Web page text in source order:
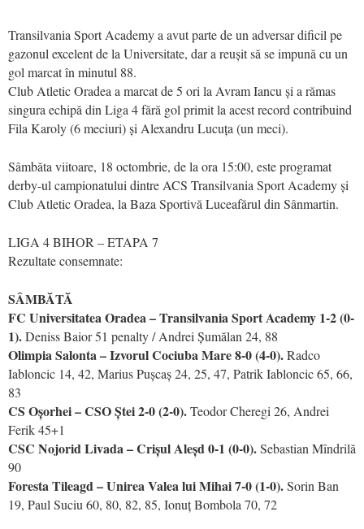
Transilvania Sport Academy a avut parte de un adversar dificil pe
gazonul excelent de la Universitate, dar a reușit să se impună cu un
gol marcat în minutul 88.
Club Atletic Oradea a marcat de 5 ori la Avram Iancu și a rămas
singura echipă din Liga 4 fără gol primit la acest record contribuind
Fila Karoly (6 meciuri) și Alexandru Lucuța (un meci).
Sâmbăta viitoare, 18 octombrie, de la ora 15:00, este programat
derby-ul campionatului dintre ACS Transilvania Sport Academy și
Club Atletic Oradea, la Baza Sportivă Luceafărul din Sânmartin.
LIGA 4 BIHOR – ETAPA 7
Rezultate consemnate:
SÂMBĂTĂ
FC Universitatea Oradea – Transilvania Sport Academy 1-2 (0-
1).Deniss Baior 51 penalty / Andrei Șumălan 24, 88
Olimpia Salonta – Izvorul Cociuba Mare 8-0 (4-0).Radco
Iabloncic 14, 42, Marius Pușcaș 24, 25, 47, Patrik Iabloncic 65, 66,
83
CS Oșorhei – CSO Ștei 2-0 (2-0).Teodor Cheregi 26, Andrei
Ferik 45+1
CSC Nojorid Livada – Crișul Aleșd 0-1 (0-0).Sebastian Mîndrilă
90
Foresta Tileagd – Unirea Valea lui Mihai 7-0 (1-0).Sorin Ban
19, Paul Suciu 60, 80, 82, 85, Ionuț Bombola 70, 72